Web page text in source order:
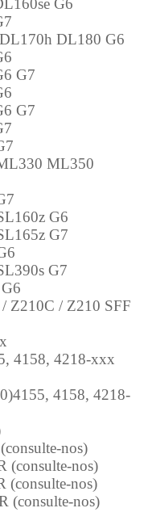
G6
DL180 G6
G7
G7
ML350
G6
G7
G7
Z210C / Z210 SFF
4158, 4218-xxx
4158, 4218-
nos)
(consulte-nos)
(consulte-nos)
(consulte-nos)